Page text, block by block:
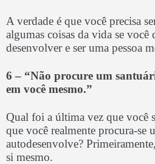
A verdade é que você precisa
algumas coisas da vida se você
desenvolver e ser uma pessoa
6 – “Não procure um
em você mesmo.”
Qual foi a última vez que você
que você realmente procura-se
autodesenvolve?
si mesmo.